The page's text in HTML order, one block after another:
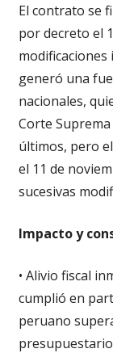
El contrato se
por decreto el
generó una
nacionales,
Corte
últimos, pero
el 11 de
sucesivas
Impacto y
• Alivio fiscal
cumplió en
peruano